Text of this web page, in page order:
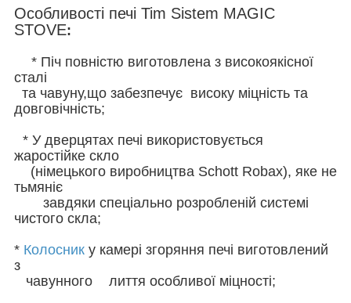
Особливості печі Tim Sistem MAGIC
STOVE:
* Піч повністю виготовлена з високоякісної
сталі
та чавуну,що забезпечує високу міцність та
довговічність;
* У дверцятах печі використовується
жаростійке скло
(німецького виробництва Schott Robax), яке не
тьмяніє
завдяки спеціально розробленій системі
чистого скла;
* Колосник у камері згоряння печі виготовлений
з
чавунного лиття особливої міцності;